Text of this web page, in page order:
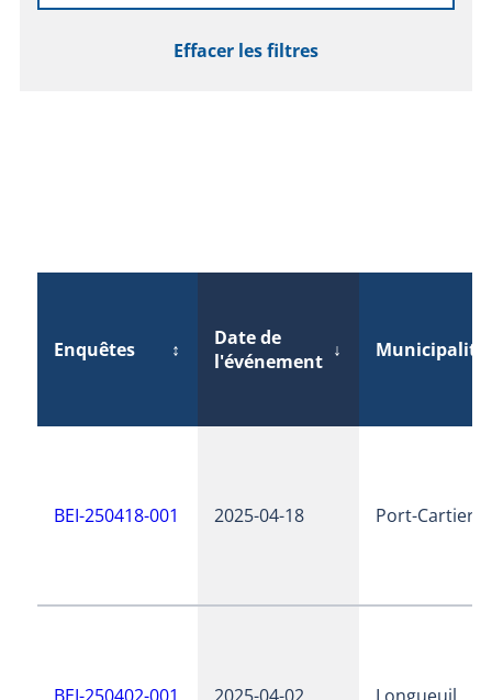
Effacer les filtres
Enquêtes ↕
Date de
l'événement ↓ Municipalité
BEI-250418-001 2025-04-18 Port-Cartier